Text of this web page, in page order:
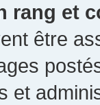
rang et
être
et